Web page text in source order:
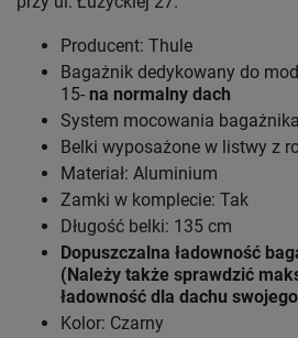
Producent: Thule
Bagażnik dedykowany do
15- na normalny dach
System mocowania
Belki wyposażone w listwy z
Materiał: Aluminium
Zamki w komplecie: Tak
Długość belki: 135 cm
Dopuszczalna ładowność
(Należy także sprawdzić
ładowność dla dachu
Kolor: Czarny